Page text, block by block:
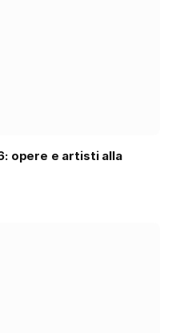
opere e artisti alla